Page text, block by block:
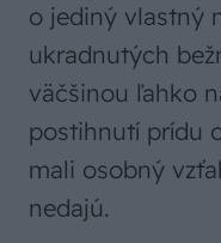
o jediný vlastný
ukradnutých
väčšinou ľahko
postihnutí prídu
mali osobný
nedajú.